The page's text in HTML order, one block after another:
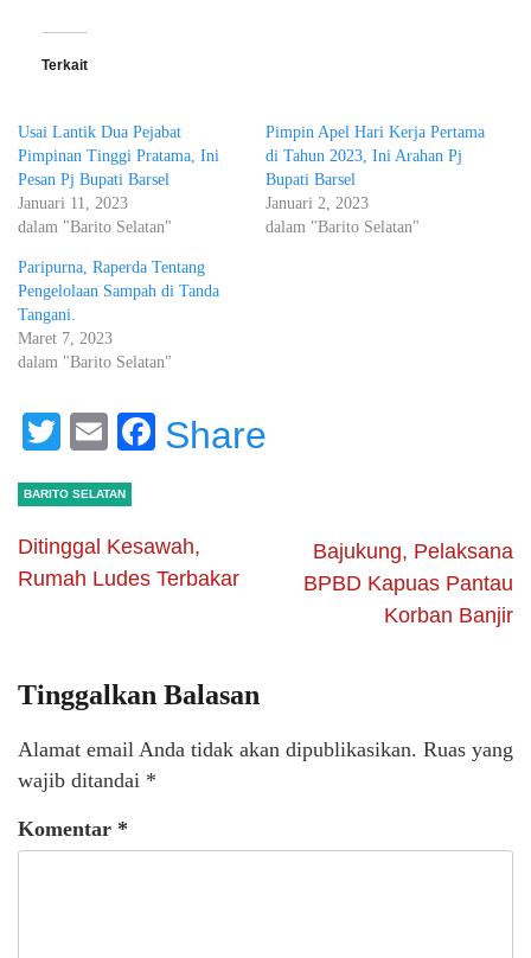
Terkait
Usai Lantik Dua Pejabat
Pimpinan Tinggi Pratama, Ini
Pesan Pj Bupati Barsel
Januari 11, 2023
dalam "Barito Selatan"
Pimpin Apel Hari Kerja Pertama
di Tahun 2023, Ini Arahan Pj
Bupati Barsel
Januari 2, 2023
dalam "Barito Selatan"
Paripurna, Raperda Tentang
Pengelolaan Sampah di Tanda
Tangani.
Maret 7, 2023
dalam "Barito Selatan"
Twitter
EmailFacebook
Share
BARITO SELATAN
Ditinggal Kesawah,
Rumah Ludes Terbakar
Bajukung, Pelaksana
BPBD Kapuas Pantau
Korban Banjir
Tinggalkan Balasan
Alamat email Anda tidak akan dipublikasikan. Ruas yang
wajib ditandai *
Komentar *